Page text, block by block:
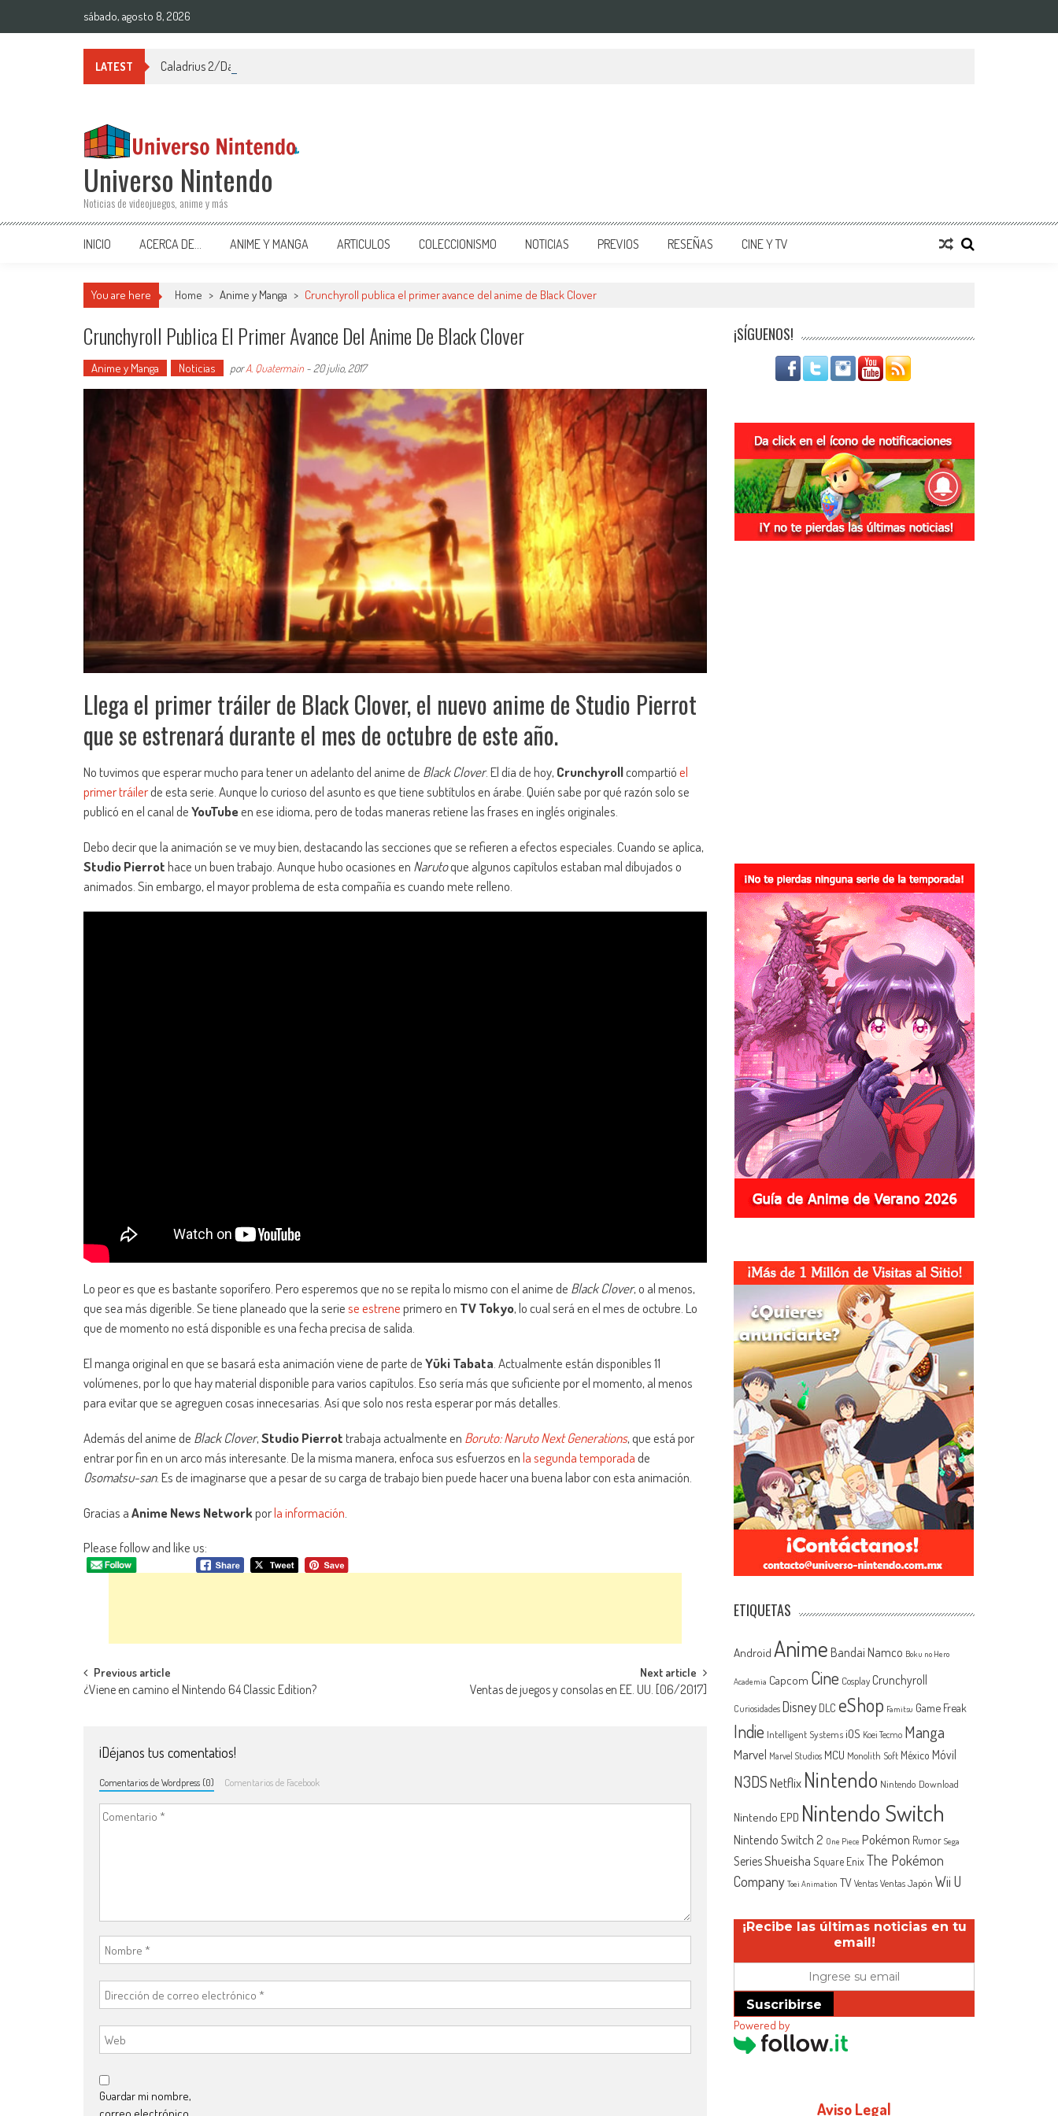
sábado, agosto 8, 2026
LATEST Caladrius 2/Dark Element para Nintendo Switch anunciado
Universo Nintendo
Noticias de videojuegos, anime y más
INICIO ACERCA DE… ANIME Y MANGA ARTICULOS COLECCIONISMO NOTICIAS PREVIOS RESEÑAS CINE Y TV
You are here Home > Anime y Manga > Crunchyroll publica el primer avance del anime de Black Clover
Crunchyroll Publica El Primer Avance Del Anime De Black Clover
Anime y Manga Noticias porA. Quatermain - 20 julio, 2017
Llega el primer tráiler de Black Clover, el nuevo anime de Studio Pierrot
que se estrenará durante el mes de octubre de este año.
No tuvimos que esperar mucho para tener un adelanto del anime de Black Clover. El día de hoy, Crunchyrollcompartióel
primer tráilerde esta serie. Aunque lo curioso del asunto es que tiene subtítulos en árabe. Quién sabe por qué razón solo se
publicó en el canal deYouTubeen ese idioma, pero de todas maneras retiene las frases en inglés originales.
Debo decir que la animación se ve muy bien, destacando las secciones que se refieren a efectos especiales. Cuando se aplica,
Studio Pierrothace un buen trabajo. Aunque hubo ocasiones en Narutoque algunos capítulos estaban mal dibujados o
animados. Sin embargo, el mayor problema de esta compañía es cuando mete relleno.
Lo peor es que es bastante soporífero. Pero esperemos que no se repita lo mismo con el anime de Black Clover, o al menos,
que sea más digerible. Se tiene planeado que la seriese estreneprimero en TV Tokyo, lo cual será en el mes de octubre. Lo
que de momento no está disponible es una fecha precisa de salida.
El manga original en que se basará esta animación viene de parte deYūki Tabata . Actualmente están disponibles 11
volúmenes, por lo que hay material disponible para varios capítulos. Eso sería más que suficiente por el momento, al menos
para evitar que se agreguen cosas innecesarias. Así que solo nos resta esperar por más detalles.
Además del anime de Black Clover,Studio Pierrottrabaja actualmente en Boruto: Naruto Next Generations, que está por
entrar por fin en un arco más interesante. De la misma manera, enfoca sus esfuerzos enla segunda temporadade
Osomatsu-san. Es de imaginarse que a pesar de su carga de trabajo bien puede hacer una buena labor con esta animación.
Gracias aAnime News Networkporla información
Please follow and like us:
Navegación de entradas
Previous article
¿Viene en camino el Nintendo 64 Classic Edition?
Next article
Ventas de juegos y consolas en EE. UU. [06/2017]
¡Déjanos tus comentatios!
Comentarios de Wordpress (0) Comentarios de Facebook
Guardar mi nombre,
¡SÍGUENOS!
ETIQUETAS
Android Anime Bandai Namco Boku no Hero
Academia Capcom Cine Cosplay Crunchyroll
Curiosidades Disney DLC eShop Famitsu Game Freak
Indie Intelligent Systems iOS Koei Tecmo Manga
Marvel Marvel Studios MCU Monolith Soft México Móvil
N3DSNetflix Nintendo Nintendo Download
Nintendo EPD Nintendo Switch
Nintendo Switch 2 One Piece Pokémon Rumor Sega
SeriesShueisha Square EnixThe Pokémon
Company Toei Animation TV Ventas Ventas Japón Wii U
¡Recibe las últimas noticias en tu
email!
Suscribirse
Powered by
Aviso Legal